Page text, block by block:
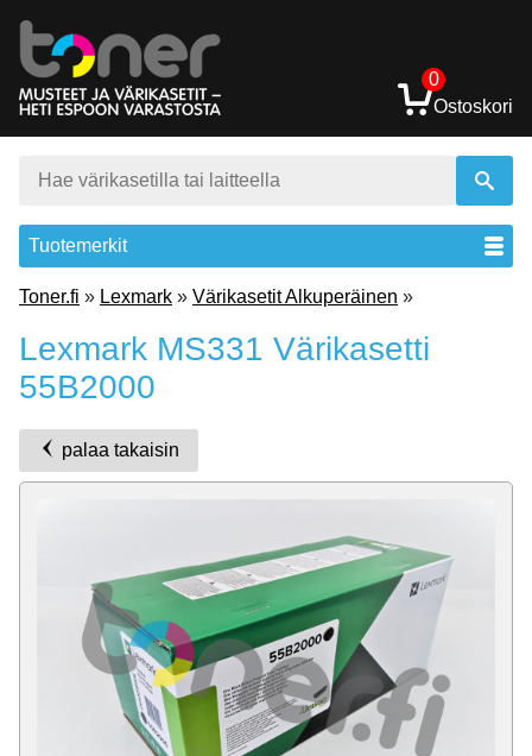
0
Ostoskori
Tuotemerkit
Toner.fi » Lexmark » Värikasetit Alkuperäinen »
Lexmark MS331 Värikasetti
55B2000
palaa takaisin